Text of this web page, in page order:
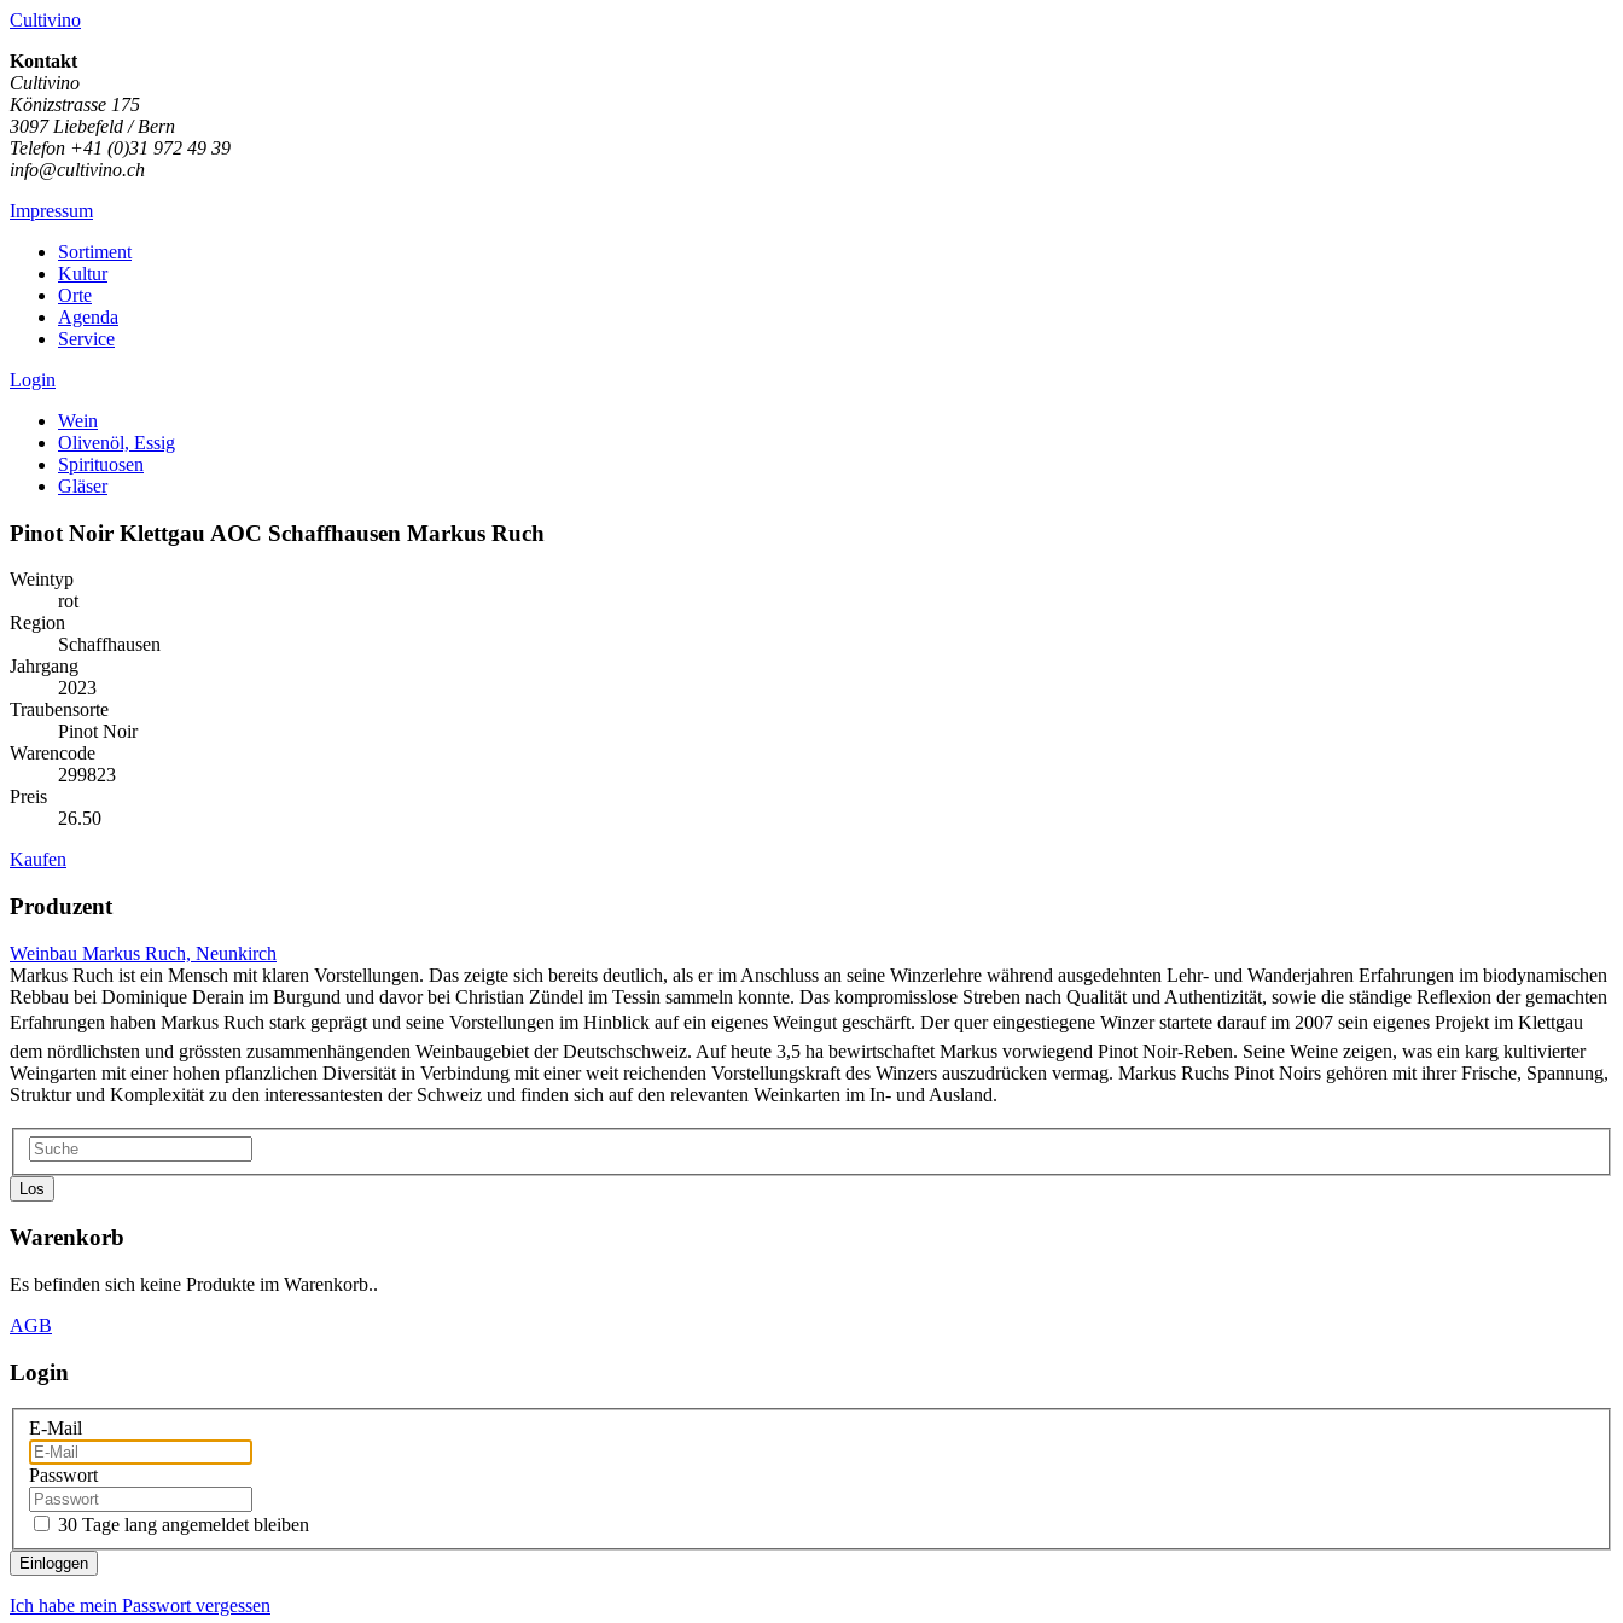
Cultivino
Kontakt
Cultivino
Könizstrasse 175
3097 Liebefeld / Bern
Telefon +41 (0)31 972 49 39
info@cultivino.ch
Impressum
Sortiment
Kultur
Orte
Agenda
Service
Login
Wein
Olivenöl, Essig
Spirituosen
Gläser
Pinot Noir Klettgau AOC Schaffhausen Markus Ruch
Weintyp
rot
Region
Schaffhausen
Jahrgang
2023
Traubensorte
Pinot Noir
Warencode
299823
Preis
26.50
Kaufen
Produzent
Weinbau Markus Ruch, Neunkirch
Markus Ruch ist ein Mensch mit klaren Vorstellungen. Das zeigte sich bereits deutlich, als er im Anschluss an seine Winzerlehre während ausgedehnten Lehr- und Wanderjahren Erfahrungen im biodynamischen
Rebbau bei Dominique Derain im Burgund und davor bei Christian Zündel im Tessin sammeln konnte. Das kompromisslose Streben nach Qualität und Authentizität, sowie die ständige Reflexion der gemachten
Erfahrungen haben Markus Ruch stark geprägt und seine Vorstellungen im Hinblick auf ein eigenes Weingut geschärft. Der quer eingestiegene Winzer startete darauf im 2007 sein eigenes Projekt im Klettgau 
dem nördlichsten und grössten zusammenhängenden Weinbaugebiet der Deutschschweiz. Auf heute 3,5 ha bewirtschaftet Markus vorwiegend Pinot Noir-Reben. Seine Weine zeigen, was ein karg kultivierter
Weingarten mit einer hohen pflanzlichen Diversität in Verbindung mit einer weit reichenden Vorstellungskraft des Winzers auszudrücken vermag. Markus Ruchs Pinot Noirs gehören mit ihrer Frische, Spannung,
Struktur und Komplexität zu den interessantesten der Schweiz und finden sich auf den relevanten Weinkarten im In- und Ausland.
Los
Warenkorb
Es befinden sich keine Produkte im Warenkorb..
AGB
Login
E-Mail
Passwort
30 Tage lang angemeldet bleiben
Einloggen
Ich habe mein Passwort vergessen